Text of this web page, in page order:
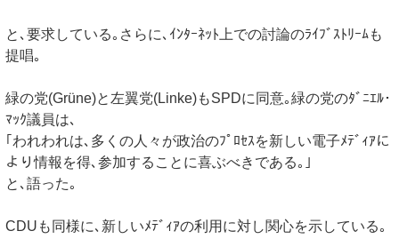
と､要求している｡さらに､ｲﾝﾀｰﾈｯﾄ上での討論のﾗｲﾌﾞｽﾄﾘｰﾑも
提唱｡
緑の党(Grüne)と左翼党(Linke)もSPDに同意｡緑の党のﾀﾞﾆｴﾙ･
ﾏｯｸ議員は､
｢われわれは､多くの人々が政治のﾌﾟﾛｾｽを新しい電子ﾒﾃﾞｨｱに
より情報を得､参加することに喜ぶべきである｡｣
と､語った｡
CDUも同様に､新しいﾒﾃﾞｨｱの利用に対し関心を示している｡